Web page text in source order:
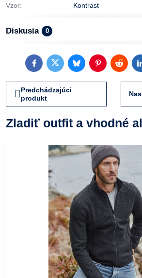
Vzor: Kontrast
Diskusia 0
FacebookTwitterBlueskyPinterestReddit
Predchádzajúci
produkt
Zladiť outfit a vhodné